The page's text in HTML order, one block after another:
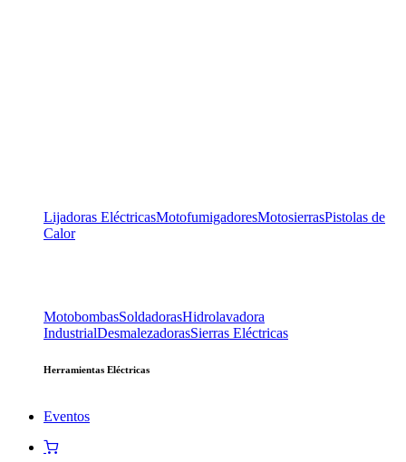
Lijadoras EléctricasMotofumigadoresMotosierrasPistolas de
Calor
MotobombasSoldadorasHidrolavadora
IndustrialDesmalezadorasSierras Eléctricas
Herramientas Eléctricas
Eventos